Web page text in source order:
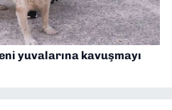
yuvalarına kavuşmayı